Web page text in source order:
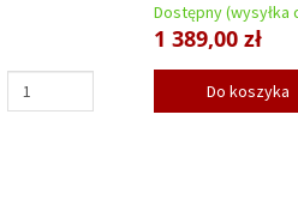
Dostępny (wysyłka
1 389,00 zł
Do koszyka